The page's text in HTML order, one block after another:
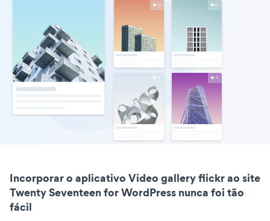
Incorporar o aplicativo Video gallery flickr ao site
Twenty Seventeen for WordPress nunca foi tão
fácil